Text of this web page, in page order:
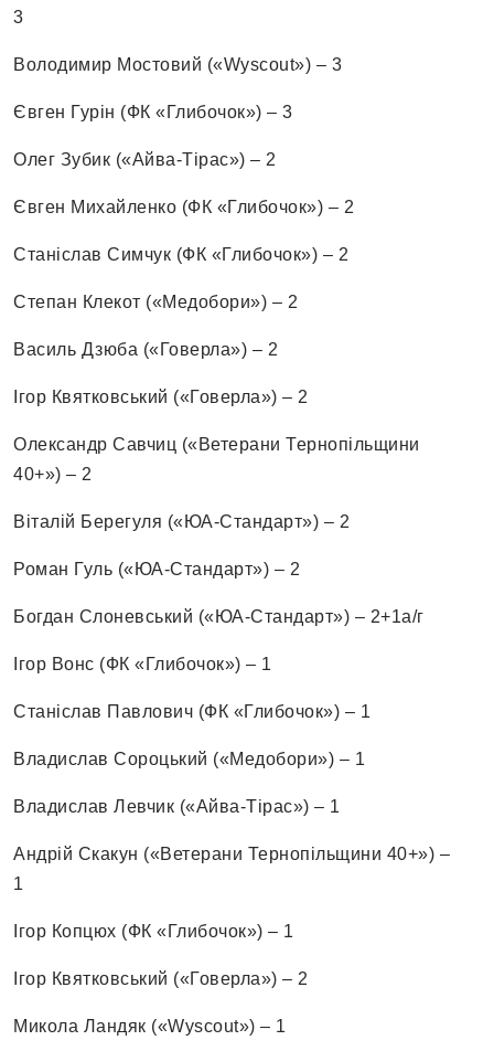
3
Володимир Мостовий («Wyscout») – 3
Євген Гурін (ФК «Глибочок») – 3
Олег Зубик («Айва-Тірас») – 2
Євген Михайленко (ФК «Глибочок») – 2
Станіслав Симчук (ФК «Глибочок») – 2
Степан Клекот («Медобори») – 2
Василь Дзюба («Говерла») – 2
Ігор Квятковський («Говерла») – 2
Олександр Савчиц («Ветерани Тернопільщини
40+») – 2
Віталій Берегуля («ЮА-Стандарт») – 2
Роман Гуль («ЮА-Стандарт») – 2
Богдан Слоневський («ЮА-Стандарт») – 2+1а/г
Ігор Вонс (ФК «Глибочок») – 1
Станіслав Павлович (ФК «Глибочок») – 1
Владислав Сороцький («Медобори») – 1
Владислав Левчик («Айва-Тірас») – 1
Андрій Скакун («Ветерани Тернопільщини 40+») –
1
Ігор Копцюх (ФК «Глибочок») – 1
Ігор Квятковський («Говерла») – 2
Микола Ландяк («Wyscout») – 1